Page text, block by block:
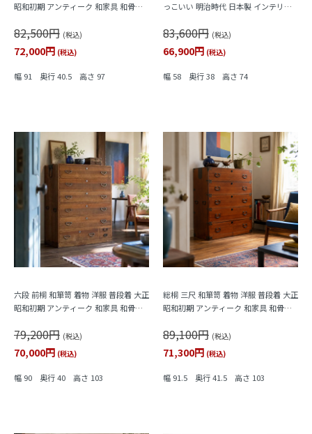
昭和初期 アンティーク 和家具 和骨董
82,500円 (税込)
72,000円 (税込)
幅 91 奥行 40.5 高さ 97
っこいい 明治時代 日本製 インテリア
83,600円 (税込)
66,900円 (税込)
幅 58 奥行 38 高さ 74
六段 前桐 和箪笥 着物 洋服 普段着 大正
昭和初期 アンティーク 和家具 和骨董
79,200円 (税込)
70,000円 (税込)
幅 90 奥行 40 高さ 103
総桐 三尺 和箪笥 着物 洋服 普段着 大正
昭和初期 アンティーク 和家具 和骨董
89,100円 (税込)
71,300円 (税込)
幅 91.5 奥行 41.5 高さ 103